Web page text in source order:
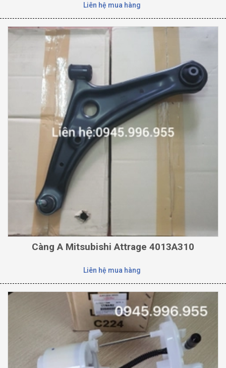
Liên hệ mua hàng
Càng A Mitsubishi Attrage 4013A310
Liên hệ mua hàng